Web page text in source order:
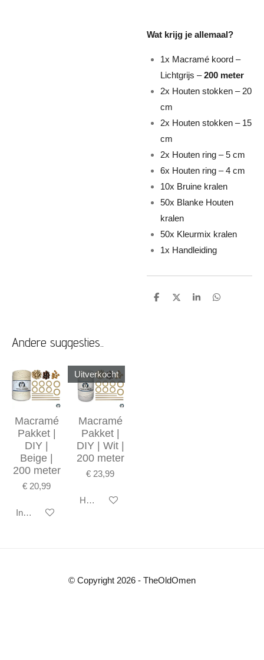
Wat krijg je allemaal?
1x Macramé koord –
Lichtgrijs –200 meter
2x Houten stokken – 20
cm
2x Houten stokken – 15
cm
2x Houten ring – 5 cm
6x Houten ring – 4 cm
10x Bruine kralen
50x Blanke Houten
kralen
50x Kleurmix kralen
1x Handleiding
D
D
S
D
Andere suggesties..
Macramé
Pakket |
DIY |
Beige |
200 meter
€ 20,99
In winkelwagen
Uitverkocht
Macramé
Pakket |
DIY | Wit |
200 meter
€ 23,99
Houd mij op de hoogte
© Copyright 2026 - TheOldOmen